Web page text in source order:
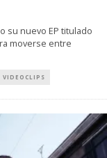
su nuevo EP titulado
moverse entre
VIDEOCLIPS